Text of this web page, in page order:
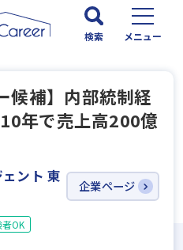
検索 メニュー
候補】内部統制経
年で売上⾼200億
ント 東
企業ページ
OK